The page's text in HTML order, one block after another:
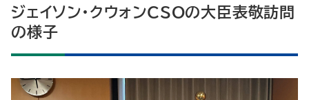
ジェイソン・クウォンCSOの大臣表敬訪問
の様子